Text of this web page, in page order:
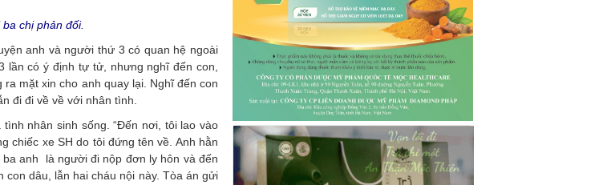
chị phản đối.
anh và người thứ 3 có quan hệ ngoài
lần có ý định tự tử, nhưng nghĩ đến con,
mặt xin cho anh quay lại. Nghĩ đến con
đi đi về về với nhân tình.
nhân sinh sống. “Đến nơi, tôi lao vào
chiếc xe SH do tôi đứng tên về. Anh hằn
anh là người đi nộp đơn ly hôn và đến
dâu, lẫn hai cháu nội này. Tòa án gửi